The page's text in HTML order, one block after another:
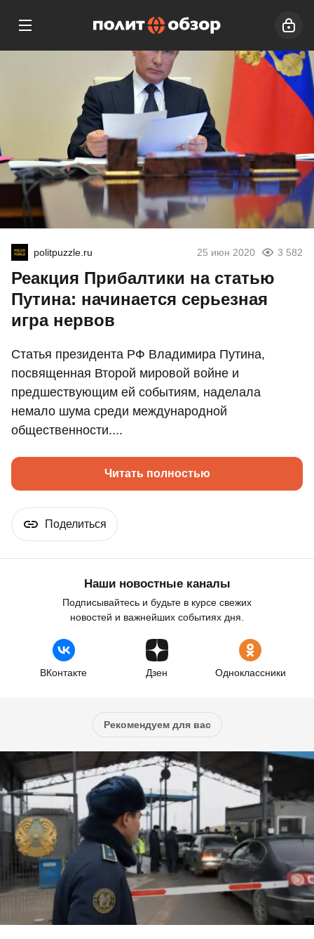
politpuzzle.ru 25 июн 2020 3 582
Реакция Прибалтики на статью
Путина: начинается серьезная
игра нервов
Статья президента РФ Владимира Путина,
посвященная Второй мировой войне и
предшествующим ей событиям, наделала
немало шума среди международной
общественности....
Читать полностью
Поделиться
Наши новостные каналы
Подписывайтесь и будьте в курсе свежих
новостей и важнейших событиях дня.
ВКонтакте Дзен Одноклассники
Рекомендуем для вас